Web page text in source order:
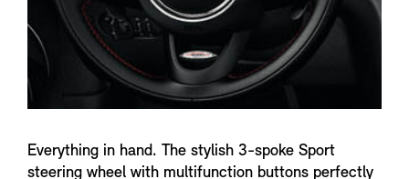
Everything in hand. The stylish 3-spoke Sport
steering wheel with multifunction buttons perfectly